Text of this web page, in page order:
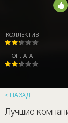
КОЛЛЕКТИВ
ОПЛАТА
НАЗАД
Лучшие